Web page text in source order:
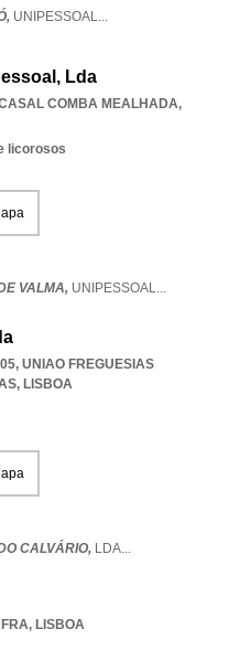
UNIPESSOAL...
Lda
COMBA MEALHADA,
licorosos
VALMA, UNIPESSOAL...
, UNIAO FREGUESIAS
, LISBOA
CALVÁRIO, LDA...
, LISBOA